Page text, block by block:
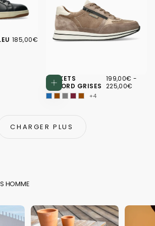
Choisissez des options
185,00€
PRIX
185,00€
Choisissez
BASKETS
GILFORD GRISES
199,00€
PRIX
MINIMUM
199,00€ -
225,00€
+4
CHARGER PLUS
HOMME